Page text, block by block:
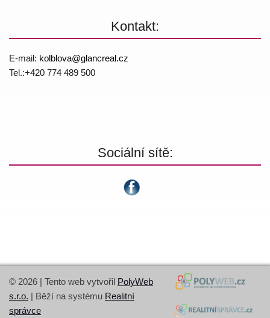
Kontakt:
E-mail: kolblova@glancreal.cz
Tel.:+420 774 4­89 500
Sociální sítě:
© 2026 | Tento web vytvořil PolyWeb
s.r.o. | Běží na systému Realitní
správce